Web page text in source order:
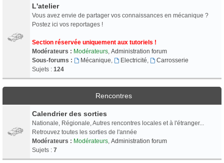
L'atelier
Vous avez envie de partager vos connaissances en mécanique ?
Postez ici vos reportages !
Section réservée uniquement aux tutoriels !
Modérateurs : Modérateurs, Administration forum
Sous-forums :
Mécanique, Electricité,
Carrosserie
Sujets : 124
Rencontres
Calendrier des sorties
Nationale, Régionale, Autres rencontres locales et à l'étranger...
Retrouvez toutes les sorties de l'année
Modérateurs : Modérateurs, Administration forum
Sujets : 7